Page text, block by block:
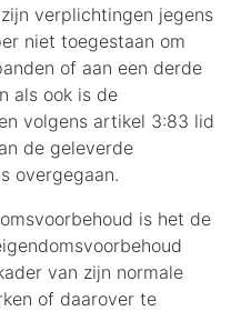
verplichtingen jegens
niet toegestaan om
of aan een derde
als ook is de
volgens artikel 3:83 lid
de geleverde
overgegaan.
is het de
van zijn normale
of daarover te